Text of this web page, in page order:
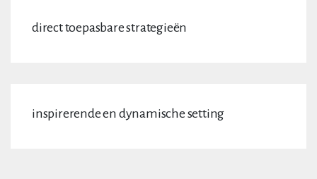
direct toepasbare strategieën
inspirerende en dynamische setting